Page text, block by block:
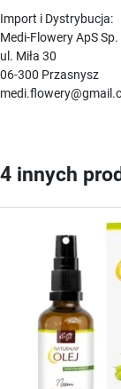
Import i Dystrybucja:
Medi-Flowery ApS Sp.
ul. Miła 30
06-300 Przasnysz
4 innych